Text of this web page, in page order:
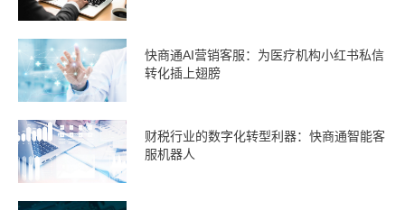
快商通AI营销客服：为医疗机构小红书私信
转化插上翅膀
财税行业的数字化转型利器：快商通智能客
服机器人